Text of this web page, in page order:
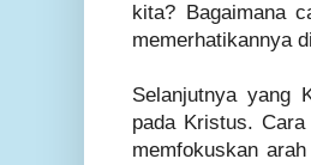
kita? Bagaimana
memerhatikannya
Selanjutnya yang
pada Kristus.
memfokuskan